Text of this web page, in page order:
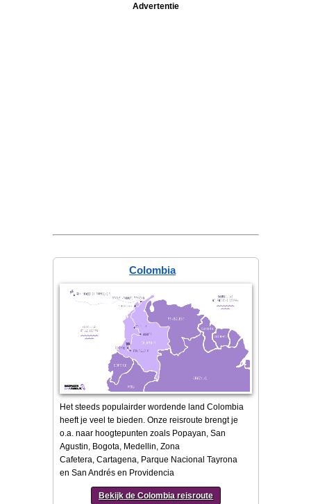
Advertentie
Colombia
Het steeds populairder wordende land Colombia
heeft je veel te bieden. Onze reisroute brengt je
o.a. naar hoogtepunten zoals Popayan, San
Agustin, Bogota, Medellin, Zona
Cafetera, Cartagena, Parque Nacional Tayrona
en San Andrés en Providencia
Bekijk de Colombia reisroute